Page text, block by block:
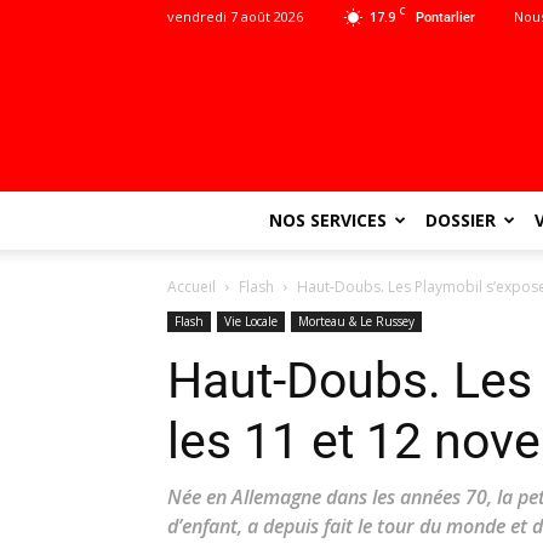
17.9 C Pontarlier
vendredi 7 août 2026
NOS SERVICES DOSSIER
Accueil Flash Haut-Doubs. Les Playmobil
Flash Vie Locale Morteau & Le Russey
Haut-Doubs.
les 11 et 12
Née en Allemagne dans les années 70, la
d’enfant, a depuis fait le tour du monde et